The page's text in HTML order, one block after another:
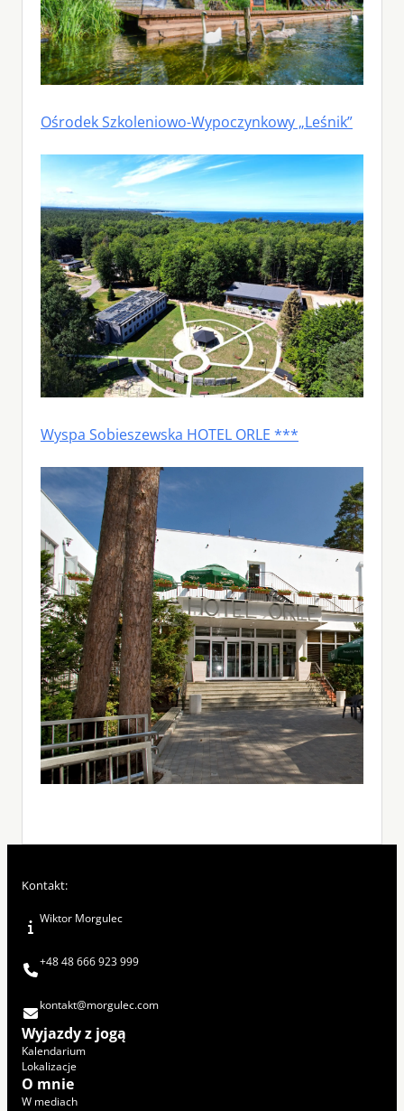
Ośrodek Szkoleniowo-Wypoczynkowy „Leśnik”
Wyspa Sobieszewska HOTEL ORLE ***
Kontakt:
Wiktor Morgulec
+48 48 666 923 999
kontakt@morgulec.com
Wyjazdy z jogą
Kalendarium
Lokalizacje
O mnie
W mediach